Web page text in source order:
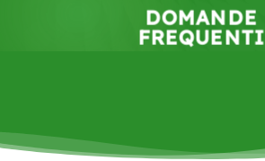
DOMANDE
FREQUENTI